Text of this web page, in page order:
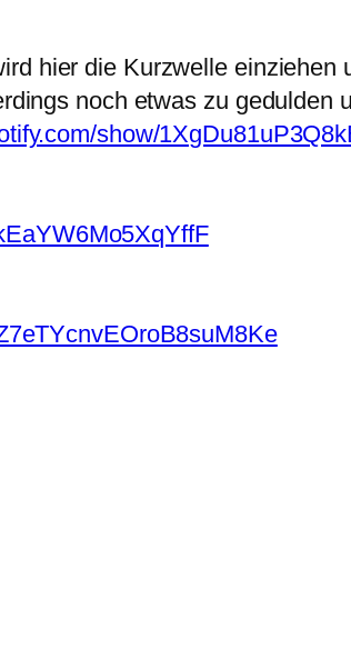
hier die Kurzwelle
noch etwas zu gedulden
show/